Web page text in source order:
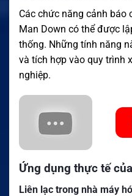
Các chức năng cảnh báo
Man Down có thể được
thống. Những tính năng
và tích hợp vào quy trình
nghiệp.
Ứng dụng thực tế
Liên lạc trong nhà máy